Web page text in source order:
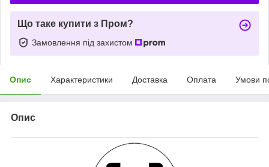
Що таке купити з Пром?
Замовлення під захистом
Опис Характеристики Доставка Оплата Умови
Опис